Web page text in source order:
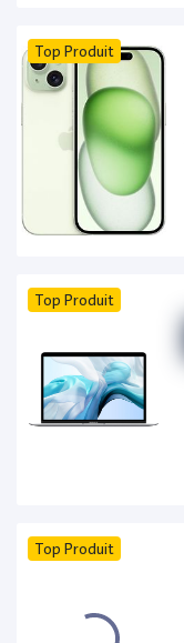
Top Produit
Top Produit
Top Produit